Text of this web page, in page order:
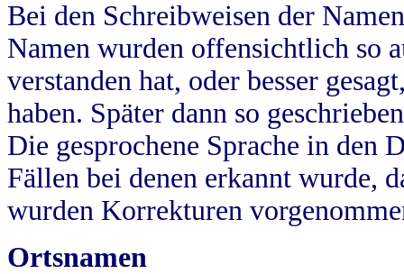
Bei den Schreibweisen der
Namen wurden offensichtlich so
verstanden hat, oder besser
haben. Später dann so
Die gesprochene Sprache in
Fällen bei denen erkannt wurde,
wurden Korrekturen
Ortsnamen